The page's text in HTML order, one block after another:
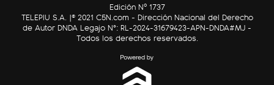
C5N Autos
RatingCero
Edición Nº 1737
TELEPIU S.A. |© 2021 C5N.com - Dirección Nacional del Derecho
de Autor DNDA Legajo N°: RL-2024-31679423-APN-DNDA#MJ -
Todos los derechos reservados.